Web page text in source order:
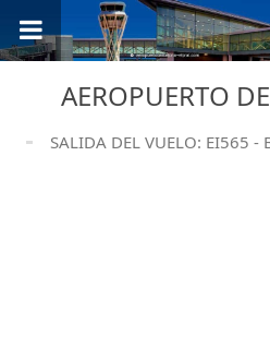
AEROPUERTO
SALIDA DEL VUELO: EI565 -